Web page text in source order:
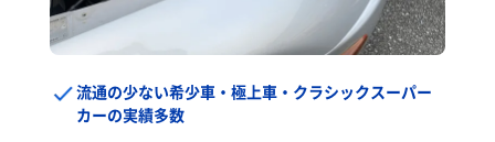
流通の少ない希少車・極上車・クラシックスーパー
カーの実績多数